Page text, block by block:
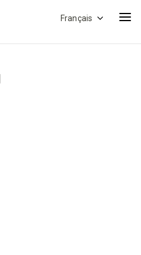
Français